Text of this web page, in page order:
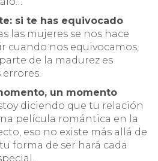
si te has equivocado
las mujeres se nos hace
cuando nos equivocamos,
de la madurez es
un momento
diciendo que tu relación
película romántica en la
eso no existe más allá de
forma de ser hará cada